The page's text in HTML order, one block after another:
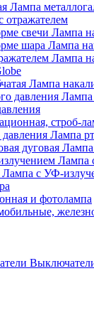
Лампа
отражателем
Лампа
Лампа
Лампа
Лампа
Лампа
строб-
Лампа
Лампа
Лампа
Лампа с УФ-
и фотолампа